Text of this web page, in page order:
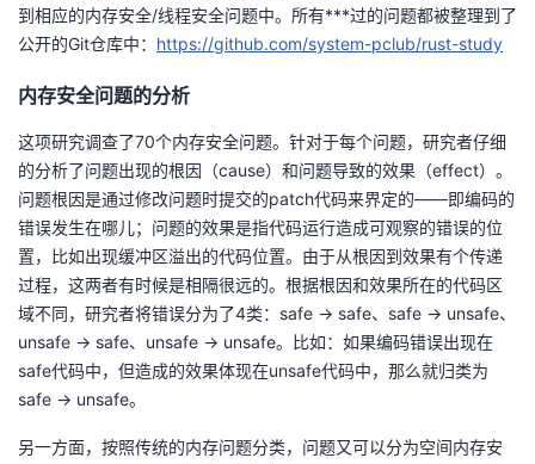
客
论
坛
的
圈
子
我
的
直
播
我
的
活
动
我
的
关
注
我
的
课
程
我
的
认
证
我
的
实
验
我
的
收
藏
的
技
术
支
持
我
的
云
声
建
议
到相应的内存安全/线程安全问题中。所有***过的问题都被整理到了
公开的Git仓库中： https://github.com/system-pclub/rust-study
内存安全问题的分析
这项研究调查了70个内存安全问题。针对于每个问题，研究者仔细
的分析了问题出现的根因（cause）和问题导致的效果（effect）。
问题根因是通过修改问题时提交的patch代码来界定的——即编码的
错误发生在哪儿；问题的效果是指代码运行造成可观察的错误的位
置，比如出现缓冲区溢出的代码位置。由于从根因到效果有个传递
过程，这两者有时候是相隔很远的。根据根因和效果所在的代码区
域不同，研究者将错误分为了4类：safe -> safe、safe -> unsafe、
unsafe -> safe、unsafe -> unsafe。比如：如果编码错误出现在
safe代码中，但造成的效果体现在unsafe代码中，那么就归类为
safe -> unsafe。
另一方面，按照传统的内存问题分类，问题又可以分为空间内存安